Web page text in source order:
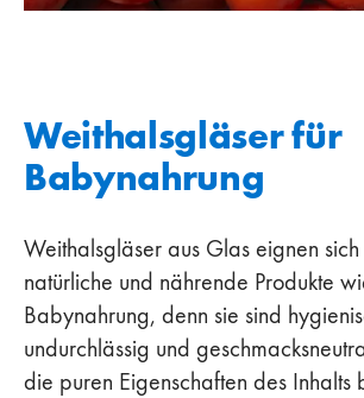
Weithalsgläser für
Babynahrung
Weithalsgläser aus Glas eignen
natürliche und nährende Produkte
Babynahrung, denn sie sind
undurchlässig und
die puren Eigenschaften des Inhalts